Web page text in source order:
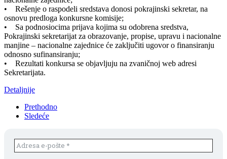
• Rešenje o raspodeli sredstava donosi pokrajinski sekretar, na
osnovu predloga konkursne komisije;
• Sa podnosiocima prijava kojima su odobrena sredstva,
Pokrajinski sekretarijat za obrazovanje, propise, upravu i nacionalne
manjine – nacionalne zajednice će zaključiti ugovor o finansiranju
odnosno sufinansiranju;
• Rezultati konkursa se objavljuju na zvaničnoj web adresi
Sekretarijata.
Detaljnije
Prethodno
Sledeće